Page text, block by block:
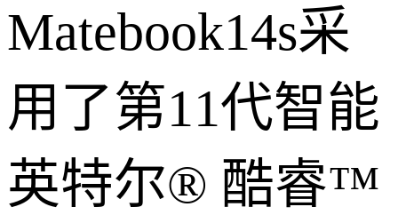
Matebook14s采
用了第11代智能
英特尔® 酷睿™